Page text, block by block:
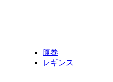
腹巻
レギンス